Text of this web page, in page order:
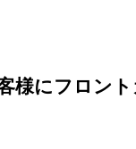
様にフロン